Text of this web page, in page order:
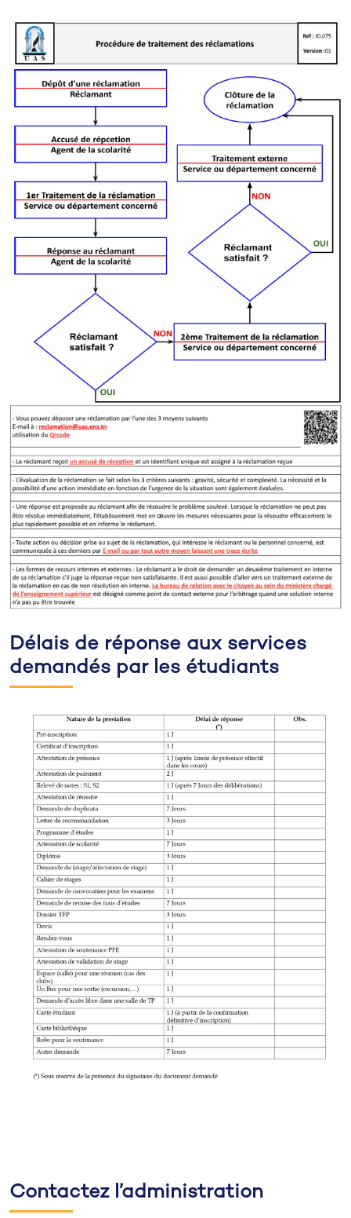
Délais de réponse aux services
demandés par les étudiants
Contactez l’administration